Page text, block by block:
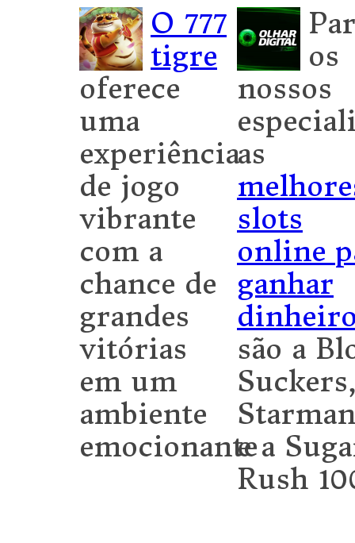
O 777
tigre
oferece
uma
experiência
de jogo
vibrante
com a
chance de
grandes
vitórias
em um
ambiente
emocionante
os
nossos
as
slots
online
ganhar
são a
e a
Rush